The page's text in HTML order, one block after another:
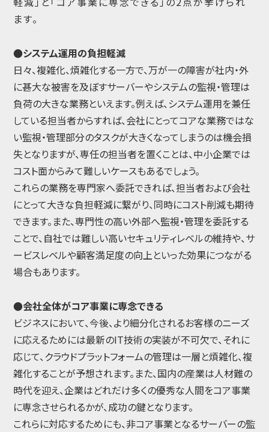
ます。
●システム運用の負担軽減
日々、複雑化、煩雑化する一方で、万が一の障害が社内・外
に甚大な被害を及ぼすサーバーやシステムの監視・管理は
負荷の大きな業務といえます。例えば、システム運用を兼任
している担当者からすれば、会社にとってコアな業務ではな
い監視・管理部分のタスクが大きくなってしまうのは機会損
失となりますが、専任の担当者を置くことは、中小企業では
コスト面からみて難しいケースもあるでしょう。
これらの業務を専門家へ委託できれば、担当者および会社
にとって大きな負担軽減に繋がり、同時にコスト削減も期待
できます。また、専門性の高い外部へ監視・管理を委託する
ことで、自社では難しい高いセキュリティレベルの維持や、サ
ービスレベルや顧客満足度の向上といった効果につながる
場合もあります。
●会社全体がコア事業に専念できる
ビジネスにおいて、今後、より細分化されるお客様のニーズ
に応えるためには最新のIT技術の実装が不可欠で、それに
応じて、クラウドプラットフォームの管理は一層と煩雑化、複
雑化することが予想されます。また、国内の産業は人材難の
時代を迎え、企業はどれだけ多くの優秀な人間をコア事業
に専念させられるかが、成功の鍵となります。
これらに対応するためにも、非コア事業となるサーバーの監